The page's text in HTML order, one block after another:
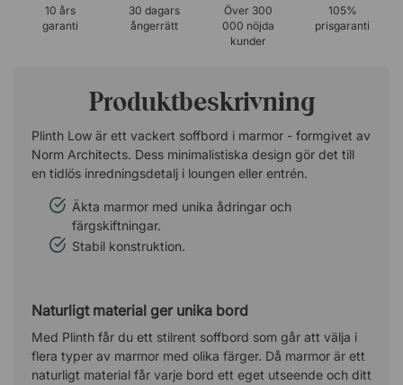
10 års
garanti
30 dagars
ångerrätt
Över 300
000 nöjda
kunder
105%
prisgaranti
Produktbeskrivning
Plinth Low är ett vackert soffbord i marmor - formgivet av
Norm Architects. Dess minimalistiska design gör det till
en tidlös inredningsdetalj i loungen eller entrén.
Äkta marmor med unika ådringar och
färgskiftningar.
Stabil konstruktion.
Naturligt material ger unika bord
Med Plinth får du ett stilrent soffbord som går att välja i
flera typer av marmor med olika färger. Då marmor är ett
naturligt material får varje bord ett eget utseende och ditt